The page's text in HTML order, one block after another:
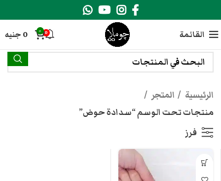
القائمة 0
0
0 جنيه
الرئيسية
المتجر
منتجات تحت الوسم “سدادة حوض”
فرز